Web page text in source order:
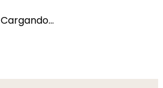
Cargando...